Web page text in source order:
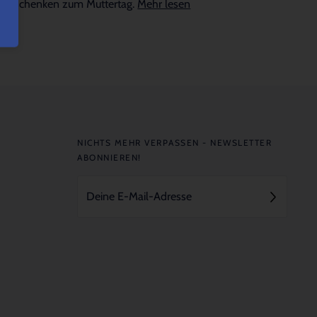
Geschenken zum Muttertag. Mehr lesen
NICHTS MEHR VERPASSEN - NEWSLETTER
ABONNIEREN!